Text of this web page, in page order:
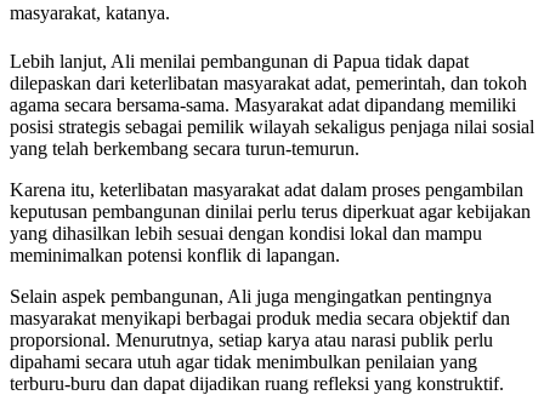
masyarakat, katanya.
Lebih lanjut, Ali menilai pembangunan di Papua tidak dapat
dilepaskan dari keterlibatan masyarakat adat, pemerintah, dan tokoh
agama secara bersama-sama. Masyarakat adat dipandang memiliki
posisi strategis sebagai pemilik wilayah sekaligus penjaga nilai sosial
yang telah berkembang secara turun-temurun.
Karena itu, keterlibatan masyarakat adat dalam proses pengambilan
keputusan pembangunan dinilai perlu terus diperkuat agar kebijakan
yang dihasilkan lebih sesuai dengan kondisi lokal dan mampu
meminimalkan potensi konflik di lapangan.
Selain aspek pembangunan, Ali juga mengingatkan pentingnya
masyarakat menyikapi berbagai produk media secara objektif dan
proporsional. Menurutnya, setiap karya atau narasi publik perlu
dipahami secara utuh agar tidak menimbulkan penilaian yang
terburu-buru dan dapat dijadikan ruang refleksi yang konstruktif.